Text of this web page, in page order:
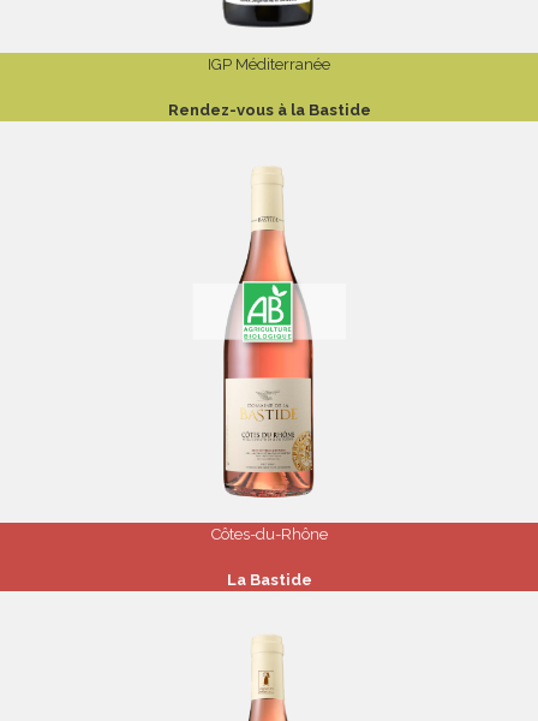
IGP Méditerranée
Rendez-vous à la Bastide
Côtes-du-Rhône
La Bastide